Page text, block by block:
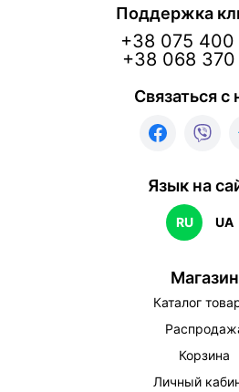
Поддержка
+38 075 400
+38 068 370
Связаться с
Язык на
RU UA
Магазин
Каталог
Корзина
Личный